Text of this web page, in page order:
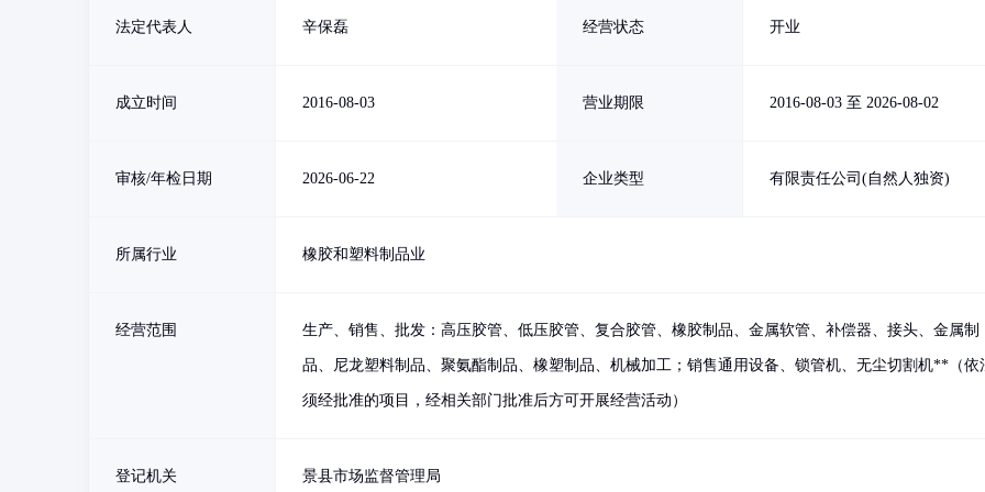
法定代表人 辛保磊 经营状态 开业
成立时间 2016-08-03 营业期限 2016-08-03 至 2026-08-02
审核/年检日期 2026-06-22 企业类型 有限责任公司(自然人独资)
所属行业 橡胶和塑料制品业
经营范围 生产、销售、批发：高压胶管、低压胶管、复合胶管、橡胶制品、金属软管、补偿器、接头、金属制
品、尼龙塑料制品、聚氨酯制品、橡塑制品、机械加工；销售通用设备、锁管机、无尘切割机**（依
须经批准的项目，经相关部门批准后方可开展经营活动）
登记机关 景县市场监督管理局